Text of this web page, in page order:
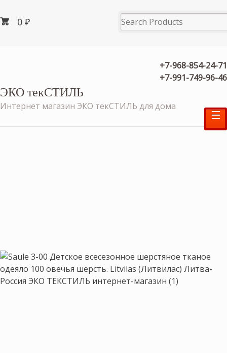
0₽
+7-968-854-24-71
+7-991-749-96-46
ЭКО текСТИЛЬ
Интернет магазин ЭКО текСТИЛЬ для дома
☰